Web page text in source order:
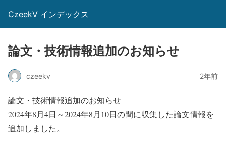
CzeekV インデックス
論文・技術情報追加のお知らせ
czeekv 2年前
論文・技術情報追加のお知らせ
2024年8月4日～2024年8月10日の間に収集した論文情報を
追加しました。